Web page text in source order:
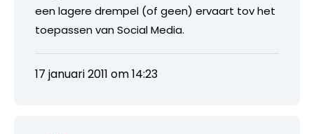
een lagere drempel (of geen) ervaart tov het
toepassen van Social Media.
17 januari 2011 om 14:23